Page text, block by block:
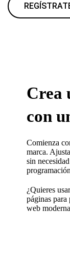
Crea
con
Comienza
marca.
sin
¿Quieres
páginas para
web moderna